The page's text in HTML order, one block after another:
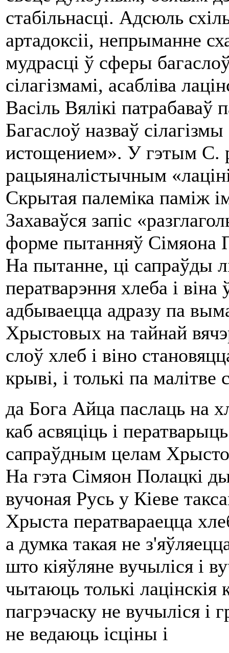
стабільнасці. Адсюль
артадоксіі, непрыманне
мудрасці ў сферы
сілагізмамі, асабліва
Васіль Вялікі
Багаслоў назваў
истощением». У гэтым С.
рацыяналістычным
Скрытая палеміка паміж
Захаваўся запіс
форме пытанняў Сімяона
На пытанне, ці сапраўды
ператварэння хлеба i
адбываецца адразу па
Хрыстовых на тайнай
слоў хлеб i віно
крыві, i толькі па малітве
да Бога Айца паслаць на
каб асвяціць i
сапраўдным целам
На гэта Сімяон Полацкі
вучоная Русь у Кіеве
Хрыста ператвараецца
а думка такая не
што кіяўляне вучыліся i
чытаюць толькі лацінскія
пагрэчаску не вучыліся i
не ведаюць ісціны i